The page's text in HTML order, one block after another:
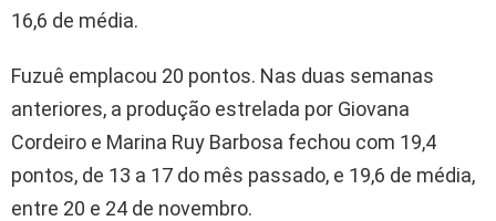
16,6 de média.
Fuzuê emplacou 20 pontos. Nas duas semanas
anteriores, a produção estrelada por Giovana
Cordeiro e Marina Ruy Barbosa fechou com 19,4
pontos, de 13 a 17 do mês passado, e 19,6 de média,
entre 20 e 24 de novembro.